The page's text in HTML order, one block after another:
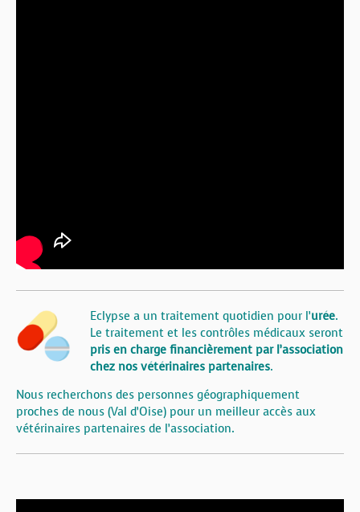
Eclypse a un traitement quotidien pour l’urée.
Le traitement et les contrôles médicaux seront
pris en charge financièrement par l’association
chez nos vétérinaires partenaires.
Nous recherchons des personnes géographiquement
proches de nous (Val d’Oise) pour un meilleur accès aux
vétérinaires partenaires de l’association.